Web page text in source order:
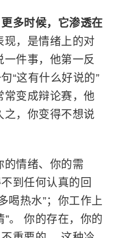
多时候，它渗透在
现，是情绪上的对
件事，他第一反
“这有什么好说的”
常变成辩论赛，他
之，你变得不想说
的情绪、你的需
到任何认真的回
喝热水”；你工作上
”。 你的存在，你的